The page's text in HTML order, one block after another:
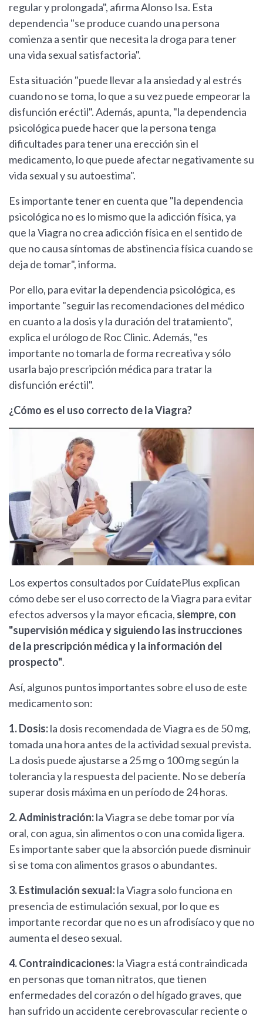
regular y prolongada", afirma Alonso Isa. Esta
dependencia "se produce cuando una persona
comienza a sentir que necesita la droga para tener
una vida sexual satisfactoria".
Esta situación "puede llevar a la ansiedad y al estrés
cuando no se toma, lo que a su vez puede empeorar la
disfunción eréctil". Además, apunta, "la dependencia
psicológica puede hacer que la persona tenga
dificultades para tener una erección sin el
medicamento, lo que puede afectar negativamente su
vida sexual y su autoestima".
Es importante tener en cuenta que "la dependencia
psicológica no es lo mismo que la adicción física, ya
que la Viagra no crea adicción física en el sentido de
que no causa síntomas de abstinencia física cuando se
deja de tomar", informa.
Por ello, para evitar la dependencia psicológica, es
importante "seguir las recomendaciones del médico
en cuanto a la dosis y la duración del tratamiento",
explica el urólogo de Roc Clinic. Además, "es
importante no tomarla de forma recreativa y sólo
usarla bajo prescripción médica para tratar la
disfunción eréctil".
¿Cómo es el uso correcto de la Viagra?
Los expertos consultados por CuídatePlus explican
cómo debe ser el uso correcto de la Viagra para evitar
efectos adversos y la mayor eficacia, siempre, con
"supervisión médica y siguiendo las instrucciones
de la prescripción médica y la información del
prospecto".
Así, algunos puntos importantes sobre el uso de este
medicamento son:
1. Dosis:la dosis recomendada de Viagra es de 50 mg,
tomada una hora antes de la actividad sexual prevista.
La dosis puede ajustarse a 25 mg o 100 mg según la
tolerancia y la respuesta del paciente. No se debería
superar dosis máxima en un período de 24 horas.
2. Administración:la Viagra se debe tomar por vía
oral, con agua, sin alimentos o con una comida ligera.
Es importante saber que la absorción puede disminuir
si se toma con alimentos grasos o abundantes.
3. Estimulación sexual:la Viagra solo funciona en
presencia de estimulación sexual, por lo que es
importante recordar que no es un afrodisíaco y que no
aumenta el deseo sexual.
4. Contraindicaciones:la Viagra está contraindicada
en personas que toman nitratos, que tienen
enfermedades del corazón o del hígado graves, que
han sufrido un accidente cerebrovascular reciente o